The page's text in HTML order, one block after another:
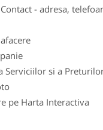
- adresa,
si a
Harta Interactiva